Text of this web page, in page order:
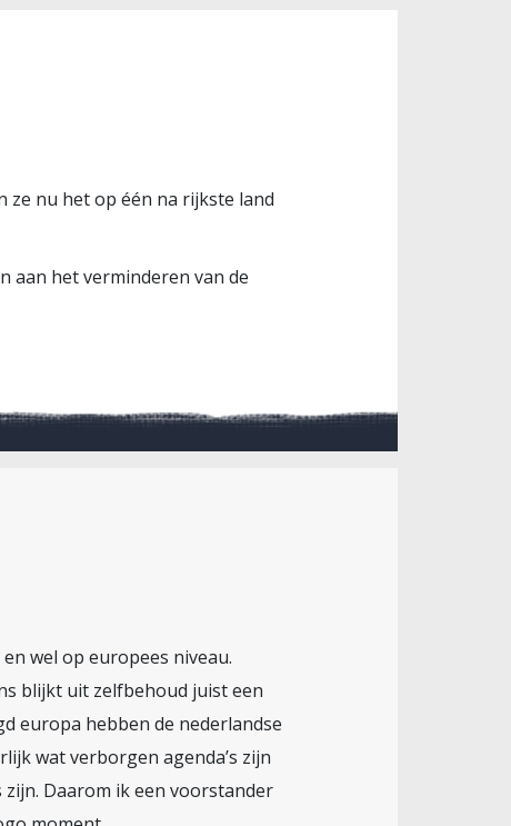
ze nu het op één na rijkste land
aan het verminderen van de
wel op europees niveau.
blijkt uit zelfbehoud juist een
europa hebben de nederlandse
wat verborgen agenda’s zijn
Daarom ik een voorstander